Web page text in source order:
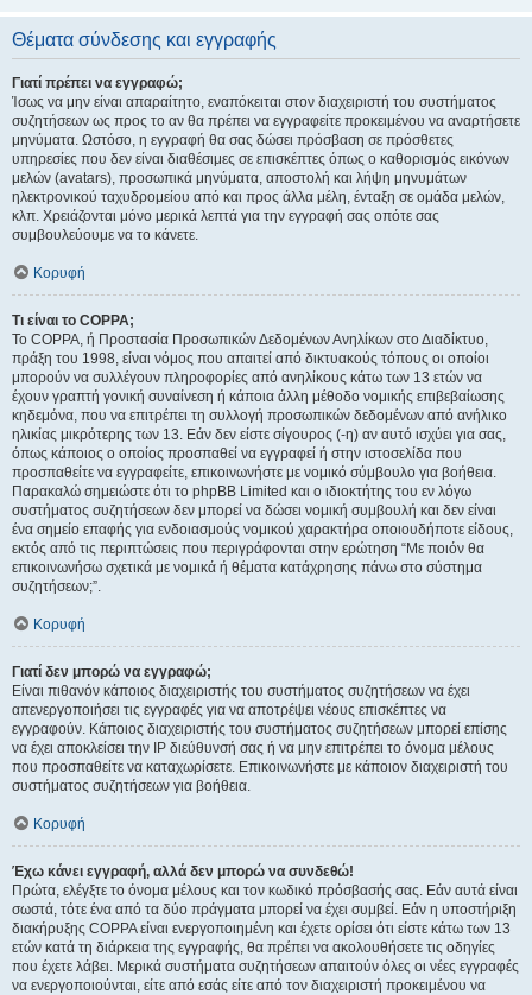
Θέματα σύνδεσης και εγγραφής
Γιατί πρέπει να εγγραφώ;
Ίσως να μην είναι απαραίτητο, εναπόκειται στον διαχειριστή του συστήματος
συζητήσεων ως προς το αν θα πρέπει να εγγραφείτε προκειμένου να αναρτήσετε
μηνύματα. Ωστόσο, η εγγραφή θα σας δώσει πρόσβαση σε πρόσθετες
υπηρεσίες που δεν είναι διαθέσιμες σε επισκέπτες όπως ο καθορισμός εικόνων
μελών (avatars), προσωπικά μηνύματα, αποστολή και λήψη μηνυμάτων
ηλεκτρονικού ταχυδρομείου από και προς άλλα μέλη, ένταξη σε ομάδα μελών,
κλπ. Χρειάζονται μόνο μερικά λεπτά για την εγγραφή σας οπότε σας
συμβουλεύουμε να το κάνετε.
Κορυφή
Τι είναι το COPPA;
Το COPPA, ή Προστασία Προσωπικών Δεδομένων Ανηλίκων στο Διαδίκτυο,
πράξη του 1998, είναι νόμος που απαιτεί από δικτυακούς τόπους οι οποίοι
μπορούν να συλλέγουν πληροφορίες από ανηλίκους κάτω των 13 ετών να
έχουν γραπτή γονική συναίνεση ή κάποια άλλη μέθοδο νομικής επιβεβαίωσης
κηδεμόνα, που να επιτρέπει τη συλλογή προσωπικών δεδομένων από ανήλικο
ηλικίας μικρότερης των 13. Εάν δεν είστε σίγουρος (-η) αν αυτό ισχύει για σας,
όπως κάποιος ο οποίος προσπαθεί να εγγραφεί ή στην ιστοσελίδα που
προσπαθείτε να εγγραφείτε, επικοινωνήστε με νομικό σύμβουλο για βοήθεια.
Παρακαλώ σημειώστε ότι το phpBB Limited και ο ιδιοκτήτης του εν λόγω
συστήματος συζητήσεων δεν μπορεί να δώσει νομική συμβουλή και δεν είναι
ένα σημείο επαφής για ενδοιασμούς νομικού χαρακτήρα οποιουδήποτε είδους,
εκτός από τις περιπτώσεις που περιγράφονται στην ερώτηση “Με ποιόν θα
επικοινωνήσω σχετικά με νομικά ή θέματα κατάχρησης πάνω στο σύστημα
συζητήσεων;”.
Κορυφή
Γιατί δεν μπορώ να εγγραφώ;
Είναι πιθανόν κάποιος διαχειριστής του συστήματος συζητήσεων να έχει
απενεργοποιήσει τις εγγραφές για να αποτρέψει νέους επισκέπτες να
εγγραφούν. Κάποιος διαχειριστής του συστήματος συζητήσεων μπορεί επίσης
να έχει αποκλείσει την IP διεύθυνσή σας ή να μην επιτρέπει το όνομα μέλους
που προσπαθείτε να καταχωρίσετε. Επικοινωνήστε με κάποιον διαχειριστή του
συστήματος συζητήσεων για βοήθεια.
Κορυφή
Έχω κάνει εγγραφή, αλλά δεν μπορώ να συνδεθώ!
Πρώτα, ελέγξτε το όνομα μέλους και τον κωδικό πρόσβασής σας. Εάν αυτά είναι
σωστά, τότε ένα από τα δύο πράγματα μπορεί να έχει συμβεί. Εάν η υποστήριξη
διακήρυξης COPPA είναι ενεργοποιημένη και έχετε ορίσει ότι είστε κάτω των 13
ετών κατά τη διάρκεια της εγγραφής, θα πρέπει να ακολουθήσετε τις οδηγίες
που έχετε λάβει. Μερικά συστήματα συζητήσεων απαιτούν όλες οι νέες εγγραφές
να ενεργοποιούνται, είτε από εσάς είτε από τον διαχειριστή προκειμένου να